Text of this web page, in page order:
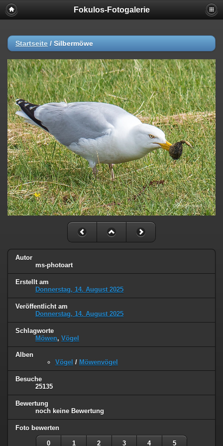
Fokulos-Fotogalerie
Startseite / Silbermöwe
Autor
ms-photoart
Erstellt am
Donnerstag, 14. August 2025
Veröffentlicht am
Donnerstag, 14. August 2025
Schlagworte
Möwen, Vögel
Alben
Vögel / Möwenvögel
Besuche
25135
Bewertung
noch keine Bewertung
Foto bewerten
0 1 2 3 4 5